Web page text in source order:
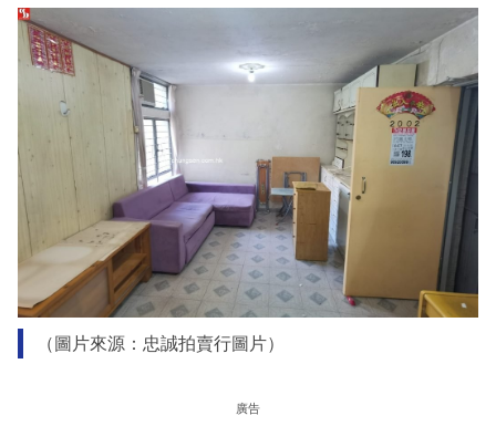
（圖片來源：忠誠拍賣行圖片）
廣告